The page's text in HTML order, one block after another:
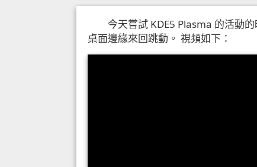
今天嘗試 KDE5 Plasma 的活動
桌面邊緣來回跳動。 視頻如下：